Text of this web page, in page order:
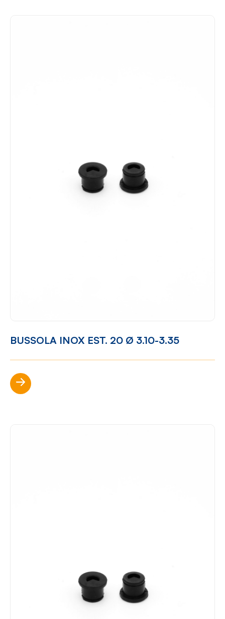
BUSSOLA INOX EST. 20 Ø 3.10-3.35
Scopri di più